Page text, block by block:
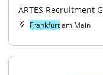
ARTES Recruitment
Frankfurtam Main